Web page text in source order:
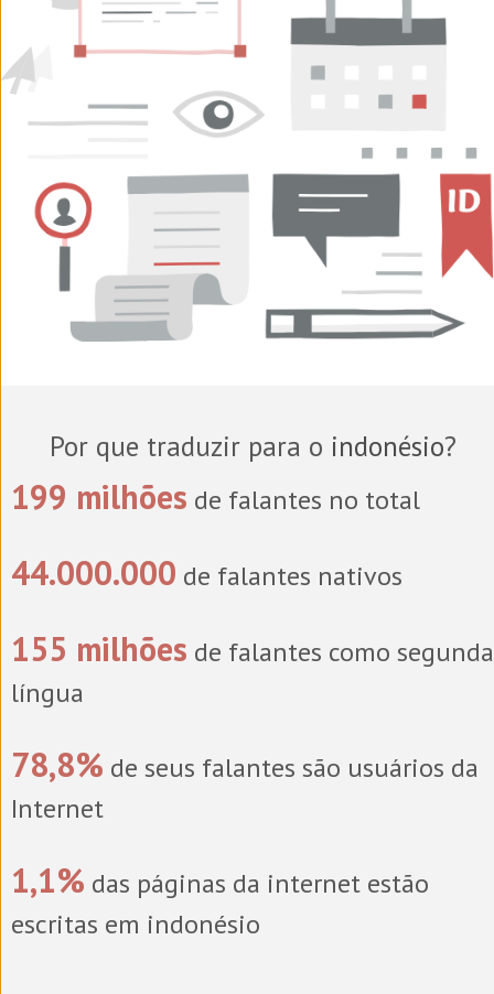
Por que traduzir para o indonésio?
199 milhões de falantes no total
44.000.000 de falantes nativos
155 milhões de falantes como segunda
língua
78,8% de seus falantes são usuários da
Internet
1,1% das páginas da internet estão
escritas em indonésio